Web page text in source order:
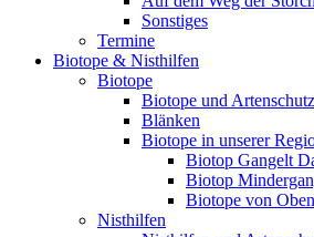
Sonstiges
Termine
Biotope & Nisthilfen
Biotope
Biotope und Artenschutz
Blänken
Biotope in unserer
Biotop Gangelt
Biotop
Biotope von Oben
Nisthilfen